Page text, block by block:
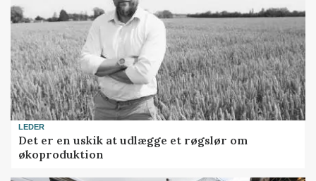
LEDER
Det er en uskik at udlægge et røgslør om
økoproduktion